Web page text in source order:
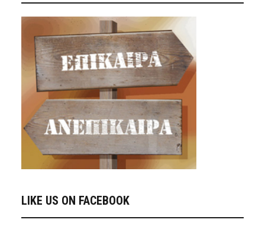
LIKE US ON FACEBOOK